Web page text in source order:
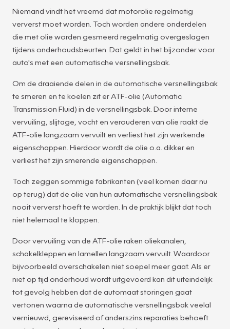
Niemand vindt het vreemd dat motorolie regelmatig
ververst moet worden. Toch worden andere onderdelen
die met olie worden gesmeerd regelmatig overgeslagen
tijdens onderhoudsbeurten. Dat geldt in het bijzonder voor
auto's met een automatische versnellingsbak.
Om de draaiende delen in de automatische versnellingsbak
te smeren en te koelen zit er ATF-olie (Automatic
Transmission Fluid) in de versnellingsbak. Door interne
vervuiling, slijtage, vocht en verouderen van olie raakt de
ATF-olie langzaam vervuilt en verliest het zijn werkende
eigenschappen. Hierdoor wordt de olie o.a. dikker en
verliest het zijn smerende eigenschappen.
Toch zeggen sommige fabrikanten (veel komen daar nu
op terug) dat de olie van hun automatische versnellingsbak
nooit ververst hoeft te worden. In de praktijk blijkt dat toch
niet helemaal te kloppen.
Door vervuiling van de ATF-olie raken oliekanalen,
schakelkleppen en lamellen langzaam vervuilt. Waardoor
bijvoorbeeld overschakelen niet soepel meer gaat. Als er
niet op tijd onderhoud wordt uitgevoerd kan dit uiteindelijk
tot gevolg hebben dat de automaat storingen gaat
vertonen waarna de automatische versnellingsbak veelal
vernieuwd, gereviseerd of anderszins reparaties behoeft